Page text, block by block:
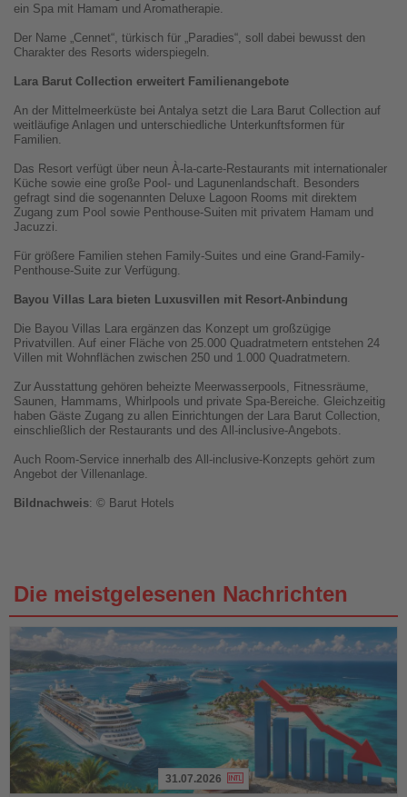
ein Spa mit Hamam und Aromatherapie.
Der Name „Cennet“, türkisch für „Paradies“, soll dabei bewusst den
Charakter des Resorts widerspiegeln.
Lara Barut Collection erweitert Familienangebote
An der Mittelmeerküste bei Antalya setzt die Lara Barut Collection auf
weitläufige Anlagen und unterschiedliche Unterkunftsformen für
Familien.
Das Resort verfügt über neun À-la-carte-Restaurants mit internationaler
Küche sowie eine große Pool- und Lagunenlandschaft. Besonders
gefragt sind die sogenannten Deluxe Lagoon Rooms mit direktem
Zugang zum Pool sowie Penthouse-Suiten mit privatem Hamam und
Jacuzzi.
Für größere Familien stehen Family-Suites und eine Grand-Family-
Penthouse-Suite zur Verfügung.
Bayou Villas Lara bieten Luxusvillen mit Resort-Anbindung
Die Bayou Villas Lara ergänzen das Konzept um großzügige
Privatvillen. Auf einer Fläche von 25.000 Quadratmetern entstehen 24
Villen mit Wohnflächen zwischen 250 und 1.000 Quadratmetern.
Zur Ausstattung gehören beheizte Meerwasserpools, Fitnessräume,
Saunen, Hammams, Whirlpools und private Spa-Bereiche. Gleichzeitig
haben Gäste Zugang zu allen Einrichtungen der Lara Barut Collection,
einschließlich der Restaurants und des All-inclusive-Angebots.
Auch Room-Service innerhalb des All-inclusive-Konzepts gehört zum
Angebot der Villenanlage.
Bildnachweis: © Barut Hotels
Die meistgelesenen Nachrichten
31.07.2026